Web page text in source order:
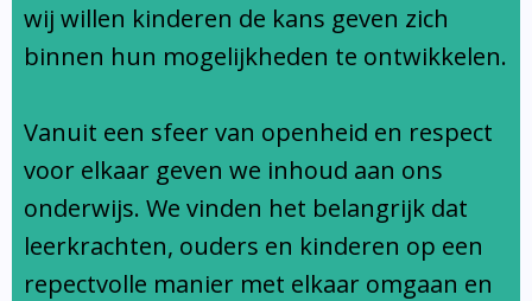
Ondersteuningsprofiel
wij willen kinderen de kans geven zich
binnen hun mogelijkheden te ontwikkelen.
Vanuit een sfeer van openheid en respect
voor elkaar geven we inhoud aan ons
onderwijs. We vinden het belangrijk dat
leerkrachten, ouders en kinderen op een
repectvolle manier met elkaar omgaan en